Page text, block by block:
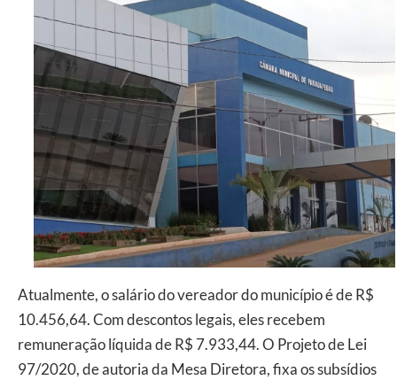
Atualmente, o salário do vereador do município é de R$
10.456,64. Com descontos legais, eles recebem
remuneração líquida de R$ 7.933,44. O Projeto de Lei
97/2020, de autoria da Mesa Diretora, fixa os subsídios